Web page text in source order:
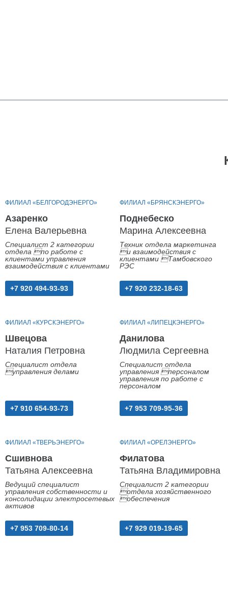
ФИЛИАЛ «БЕЛГОРОДЭНЕРГО»
Азаренко
Елена Валерьевна
Специалист 2 категории
отдела по работе с
клиентами управления
взаимодействия с клиентами
+7 920 494-93-93
ФИЛИАЛ «БРЯНСКЭНЕРГО»
Поднебеско
Марина Алексеевна
Техник отдела маркетинга
и взаимодействия с
клиентами Тамбовского
РЭС
+7 920 232-18-63
ФИЛИАЛ «КУРСКЭНЕРГО»
Швецова
Наталия Петровна
Специалист отдела
управления делами
+7 910 654-93-73
ФИЛИАЛ «ЛИПЕЦКЭНЕРГО»
Данилова
Людмила Сергеевна
Специалист отдела
управления персоналом
управления по работе с
персоналом
+7 953 709-95-36
ФИЛИАЛ «ТВЕРЬЭНЕРГО»
Сшивнова
Татьяна Алексеевна
Ведущий специалист
управления собственности и
консолидации электросетевых
активов
+7 953 709-80-14
ФИЛИАЛ «ОРЕЛЭНЕРГО»
Филатова
Татьяна Владимировна
Специалист 2 категории
отдела хозяйственного
обеспечения
+7 929 019-19-65